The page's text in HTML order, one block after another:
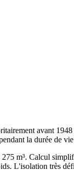
avant
la durée de
m³. Calcul
L'isolation très